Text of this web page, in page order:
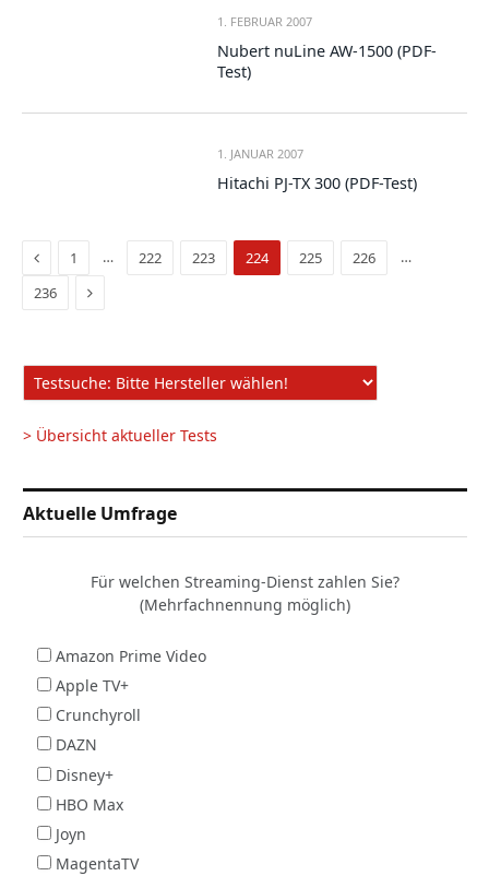
1. FEBRUAR 2007
Nubert nuLine AW-1500 (PDF-
Test)
1. JANUAR 2007
Hitachi PJ-TX 300 (PDF-Test)
Vorige
Seite
1 … 222 223 224 225 226
…
236
Nächste
> Übersicht aktueller Tests
Aktuelle Umfrage
Für welchen Streaming-Dienst zahlen Sie?
(Mehrfachnennung möglich)
Amazon Prime Video
Apple TV+
Crunchyroll
DAZN
Disney+
HBO Max
Joyn
MagentaTV